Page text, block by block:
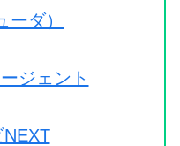
ーダ）
ジェント
NEXT